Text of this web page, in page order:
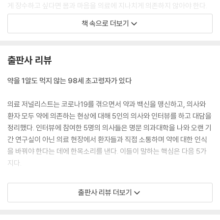
게 장수하고 싶다면 몸과 마음을 의료에 지나치게 의존하지 않아야 한다.
--- p. 11 「프롤로그」 중에서
다. ‘진료 가이드라인’이란 게 있잖아요. 혈압, 콜레스테롤, 혈당은 각각의
기준치가 있고, 그 이하를 목표로 해야 한다고 적혀 있으니 거기에 따르는
--- p. 30 「1장 생활환경을 개선하면 약은 ‘빼기’가 가능하다」 중에서
결국 백신은 코로나19 감염을 유사체험시키는 것이니까 인위적으로 여러
번 감염시킨 결과로 평소와 다른 이상한 증상이 나온다면 백신과 관련이
있다고 생각하는 것이 자연스럽죠. 바이러스에 감염된 후유증이라고 하지
만, 바이러스가 굉장히 약해져 있으니 원인으로 생각하기 어렵습니다.
혈압을 낮추고, 콜레스테롤을 낮추고, 혈당을 낮추고, 뭐든 수치를 낮추는
약뿐이에요. 서양 약 중에 수치를 올리는 약은 거의 없고, 한방의 보약처럼
책 속으로 더보기
출판사 리뷰
약을 1알도 먹지 않는 98세 초고령자가 있다
의료 저널리스트는 코로나19를 겪으면서 약과 백신을 맹신하고, 의사와
환자 모두 약에 의존하는 현상에 대해 5인의 의사와 인터뷰를 하고 대담을
정리했다. 인터뷰에 참여한 5명의 의사들은 명문 의과대학을 나와 오랜 기
간 연구실이 아닌 의료 현장에서 환자들과 직접 소통하며 약에 대한 인식
을 바꿔야 한다는 데에 한목소리를 낸다. 이들이 말하는 핵심은 다음 5가
지다.
“신약(백신 포함)은 바로 먹지 말고 상황을 두고 본다.”
“약에 기대하기보다 먼저 면역력과 회복력을 키운다.”
출판사 리뷰 더보기